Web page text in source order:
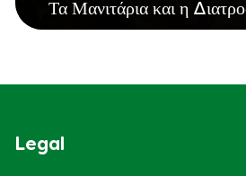
Τα Μανιτάρια και η
Legal